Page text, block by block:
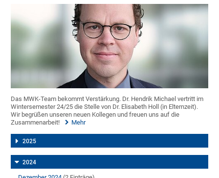
Das MWK-Team bekommt Verstärkung. Dr. Hendrik Michael vertritt im
Wintersemester 24/25 die Stelle von Dr. Elisabeth Holl (in Elternzeit).
Wir begrüßen unseren neuen Kollegen und freuen uns auf die
Zusammenarbeit!
Mehr
2025
2024